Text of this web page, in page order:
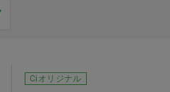
Ciオリジナル